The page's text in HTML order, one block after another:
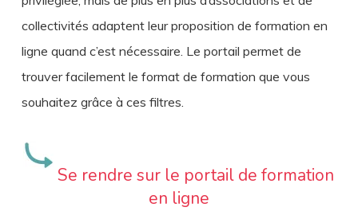
collectivités adaptent leur proposition de formation en
ligne quand c’est nécessaire. Le portail permet de
trouver facilement le format de formation que vous
souhaitez grâce à ces filtres.
Se rendre sur le portail de formation
en ligne